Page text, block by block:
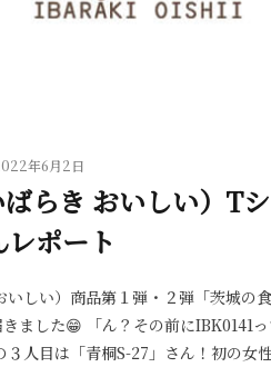
年6月2日
らき おいしい）T
ポート
いしい）商品第１弾・２弾「茨城
ました😁 「ん？その前にIBK0141
３人目は「青桐S-27」さん！初の